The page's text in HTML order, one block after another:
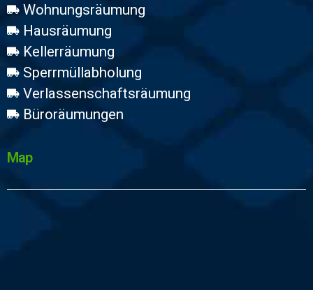
Wohnungsräumung
Hausräumung
Kellerräumung
Sperrmüllabholung
Verlassenschaftsräumung
Büroräumungen
Map